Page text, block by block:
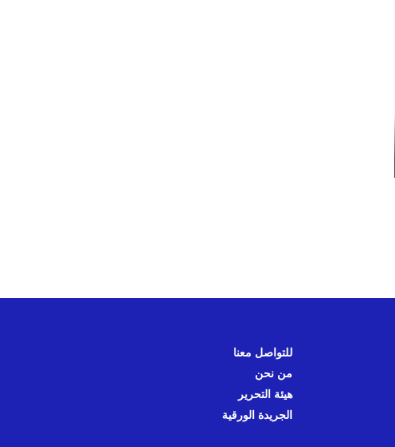
للتواصل معنا
من نحن
هيئة التحرير
الجريدة الورقية